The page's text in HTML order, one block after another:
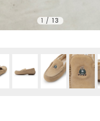
1 / 13